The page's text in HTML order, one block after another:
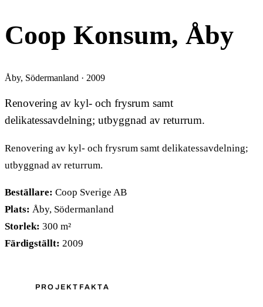
Coop Konsum, Åby
Åby, Södermanland · 2009
Renovering av kyl- och frysrum samt
delikatessavdelning; utbyggnad av returrum.
Renovering av kyl- och frysrum samt delikatessavdelning;
utbyggnad av returrum.
Beställare: Coop Sverige AB
Plats: Åby, Södermanland
Storlek: 300 m²
Färdigställt: 2009
PROJEKTFAKTA